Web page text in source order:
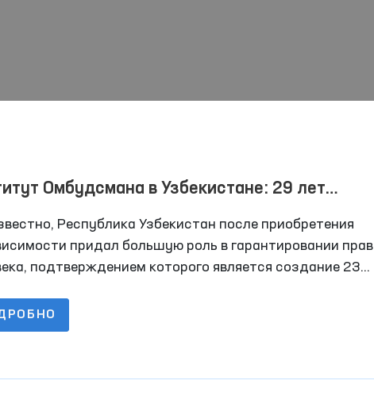
Омбудсмана в Узбекистане: 29 лет
контроля по обеспечению прав и
человека
Республика Узбекистан после приобретения
придал большую роль в гарантировании прав
подтверждением которого является создание 23
Узбекистан по правам человека (омбудсмана), не
аналогов на то время в Странах Независимых